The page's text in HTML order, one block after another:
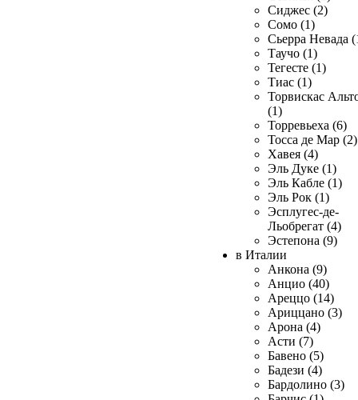
Сиджес (2)
Сомо (1)
Сьерра Невада
Таучо (1)
Тегесте (1)
Тиас (1)
Торвискас
(1)
Торревьеха (6)
Тосса де Мар (2)
Хавея (4)
Эль Дуке (1)
Эль Кабле (1)
Эль Рок (1)
Эсплугес-де-
Льобрегат (4)
Эстепона (9)
в Италии
Анкона (9)
Анцио (40)
Ареццо (14)
Ариццано (3)
Арона (4)
Асти (7)
Бавено (5)
Бадези (4)
Бардолино (3)